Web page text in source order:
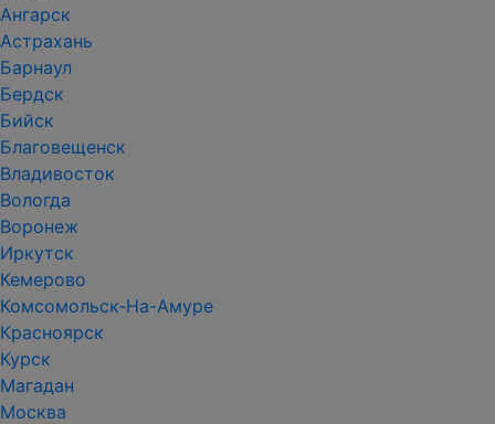
Ангарск
Астрахань
Барнаул
Бердск
Бийск
Благовещенск
Владивосток
Вологда
Воронеж
Иркутск
Кемерово
Комсомольск-На-Амуре
Красноярск
Курск
Магадан
Москва